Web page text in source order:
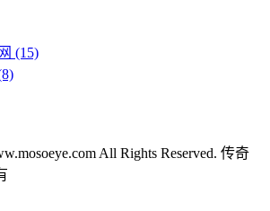
(15)
All Rights Reserved. 传奇